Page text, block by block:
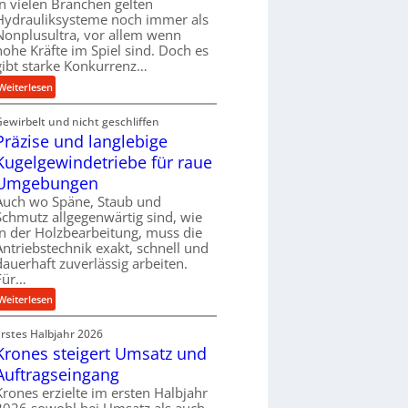
e
r
f
o
r
m
c
e
b
e
i
m
D
r
ü
c
p
r
o
z
vielen Branchen gelten
noch immer als
vor allem wenn
Kräfte im Spiel sind. Doch es
starke Konkurrenz…
:
K
u
g
l
g
e
w
i
n
e
t
r
e
b
u
und nicht geschliffen
und langlebige
für raue
wo Späne, Staub und
allgegenwärtig sind, wie
der Holzbearbeitung, muss die
exakt, schnell und
zuverlässig arbeiten.
:
P
r
ä
i
s
Halbjahr 2026
steigert Umsatz und
erzielte im ersten Halbjahr